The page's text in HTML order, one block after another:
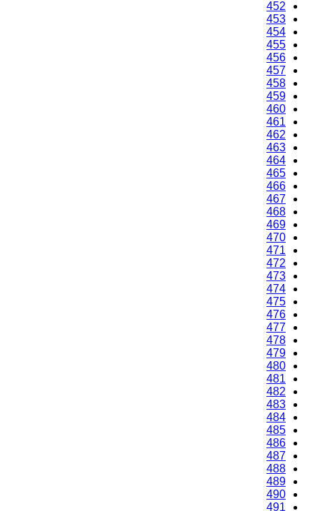
450
451
452
453
454
455
456
457
458
459
460
461
462
463
464
465
466
467
468
469
470
471
472
473
474
475
476
477
478
479
480
481
482
483
484
485
486
487
488